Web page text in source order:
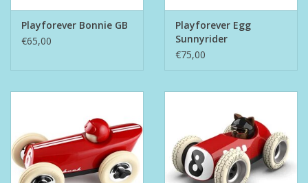
Playforever Bonnie GB
€65,00
Playforever Egg
Sunnyrider
€75,00